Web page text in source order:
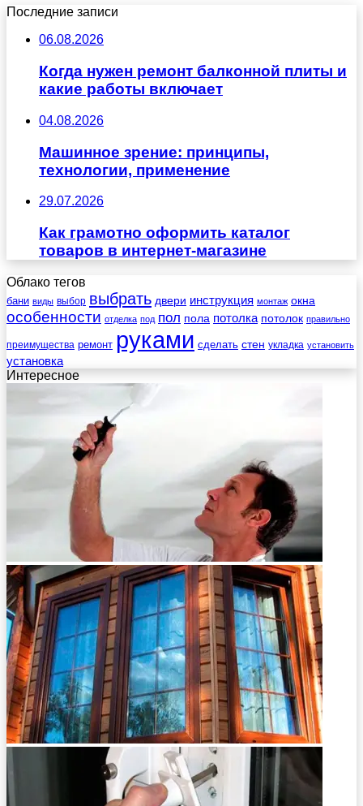
Последние записи
06.08.2026
Когда нужен ремонт балконной плиты и
какие работы включает
04.08.2026
Машинное зрение: принципы,
технологии, применение
29.07.2026
Как грамотно оформить каталог
товаров в интернет-магазине
Облако тегов
бани виды выбор выбрать двери инструкция монтаж окна
особенности отделка под пол пола потолка потолок правильно
преимущества ремонт руками сделать стен укладка установить
установка
Интересное